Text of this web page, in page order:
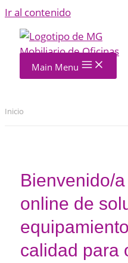
Ir al contenido
Main Menu
Inicio
Bienvenido/
online de
calidad para